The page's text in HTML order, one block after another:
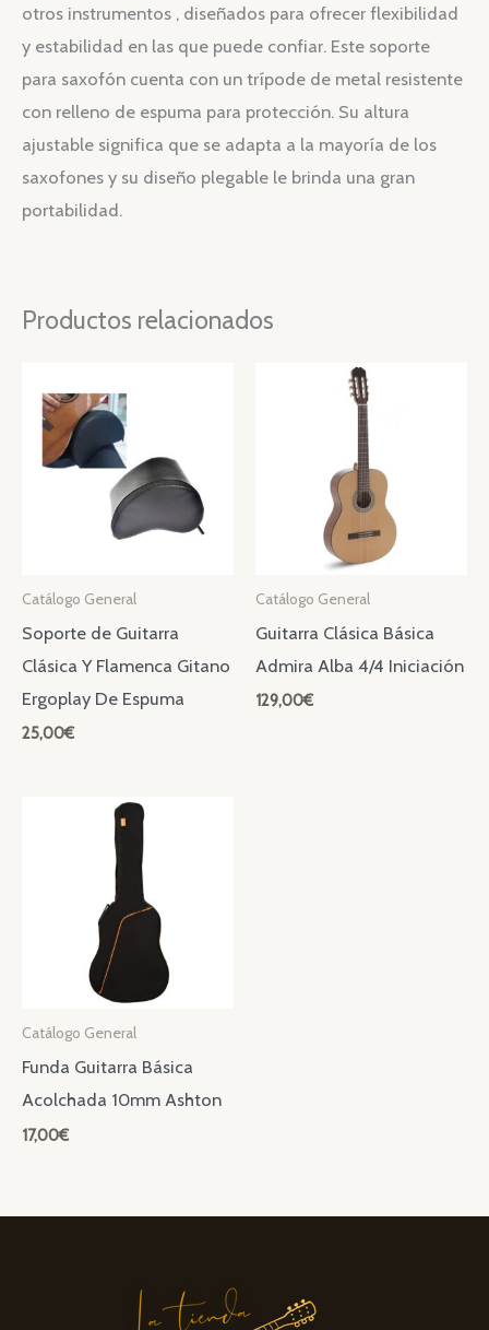
otros instrumentos , diseñados para ofrecer flexibilidad
y estabilidad en las que puede confiar. Este soporte
para saxofón cuenta con un trípode de metal resistente
con relleno de espuma para protección. Su altura
ajustable significa que se adapta a la mayoría de los
saxofones y su diseño plegable le brinda una gran
portabilidad.
Productos relacionados
Catálogo General
Soporte de Guitarra
Clásica Y Flamenca Gitano
Ergoplay De Espuma
25,00€
Catálogo General
Guitarra Clásica Básica
Admira Alba 4/4 Iniciación
129,00€
Catálogo General
Funda Guitarra Básica
Acolchada 10mm Ashton
17,00€